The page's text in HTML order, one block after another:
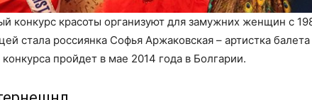
конкурс красоты организуют для замужних женщин с
стала россиянка Софья Аржаковская – артистка балета
пройдет в мае 2014 года в Болгарии.